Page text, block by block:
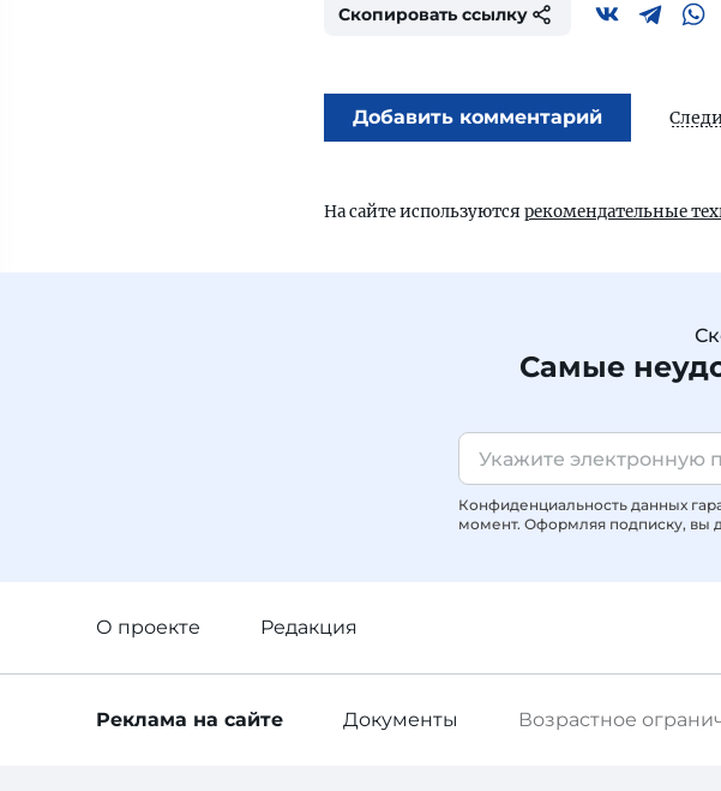
Скопировать ссылку
Добавить комментарий
На сайте используются рекомендательные
Самые
Конфиденциальность данных
момент. Оформляя подписку, вы
О проекте Редакция
Возрастное
Реклама на сайте Документы